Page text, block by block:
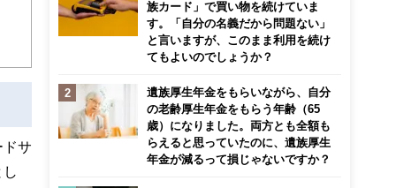
ドサ
族カード」で買い物を続けていま
す。「自分の名義だから問題ない」
と言いますが、このまま利用を続け
てもよいのでしょうか？
遺族厚生年金をもらいながら、自分
の老齢厚生年金をもらう年齢（65
歳）になりました。両方とも全額も
らえると思っていたのに、遺族厚生
年金が減るって損じゃないですか？